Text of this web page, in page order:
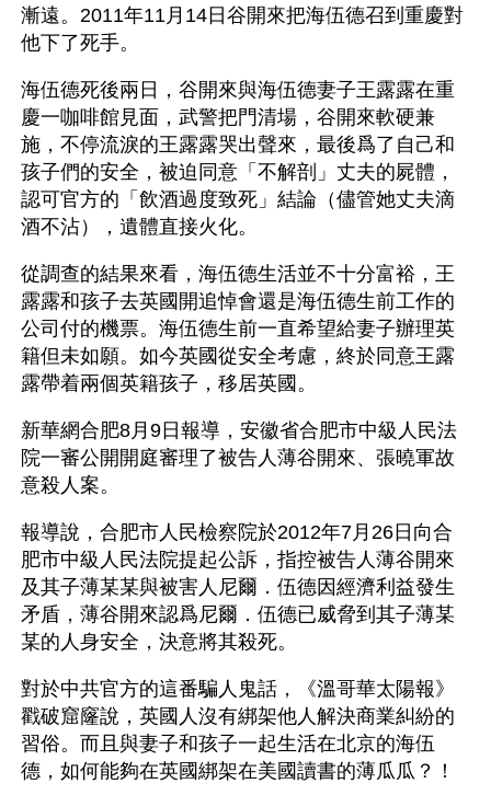
漸遠。2011年11月14日谷開來把海伍德召到重慶對
他下了死手。
海伍德死後兩日，谷開來與海伍德妻子王露露在重
慶一咖啡館見面，武警把門清場，谷開來軟硬兼
施，不停流淚的王露露哭出聲來，最後爲了自己和
孩子們的安全，被迫同意「不解剖」丈夫的屍體，
認可官方的「飲酒過度致死」結論（儘管她丈夫滴
酒不沾），遺體直接火化。
從調查的結果來看，海伍德生活並不十分富裕，王
露露和孩子去英國開追悼會還是海伍德生前工作的
公司付的機票。海伍德生前一直希望給妻子辦理英
籍但未如願。如今英國從安全考慮，終於同意王露
露帶着兩個英籍孩子，移居英國。
新華網合肥8月9日報導，安徽省合肥市中級人民法
院一審公開開庭審理了被告人薄谷開來、張曉軍故
意殺人案。
報導說，合肥市人民檢察院於2012年7月26日向合
肥市中級人民法院提起公訴，指控被告人薄谷開來
及其子薄某某與被害人尼爾．伍德因經濟利益發生
矛盾，薄谷開來認爲尼爾．伍德已威脅到其子薄某
某的人身安全，決意將其殺死。
對於中共官方的這番騙人鬼話，《溫哥華太陽報》
戳破窟窿說，英國人沒有綁架他人解決商業糾紛的
習俗。而且與妻子和孩子一起生活在北京的海伍
德，如何能夠在英國綁架在美國讀書的薄瓜瓜？！